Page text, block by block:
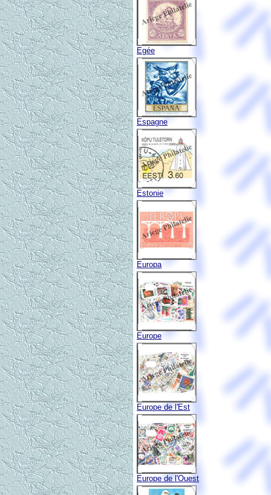
Egée
Espagne
Estonie
Europa
Europe
Europe de l'Est
Europe de l'Ouest